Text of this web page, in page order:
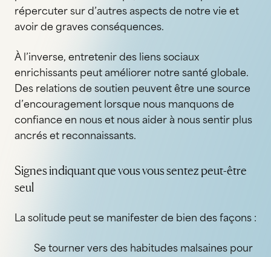
répercuter sur d’autres aspects de notre vie et
avoir de graves conséquences.
À l’inverse, entretenir des liens sociaux
enrichissants peut améliorer notre santé globale.
Des relations de soutien peuvent être une source
d’encouragement lorsque nous manquons de
confiance en nous et nous aider à nous sentir plus
ancrés et reconnaissants.
Signes indiquant que vous vous sentez peut-être
seul
La solitude peut se manifester de bien des façons :
Se tourner vers des habitudes malsaines pour